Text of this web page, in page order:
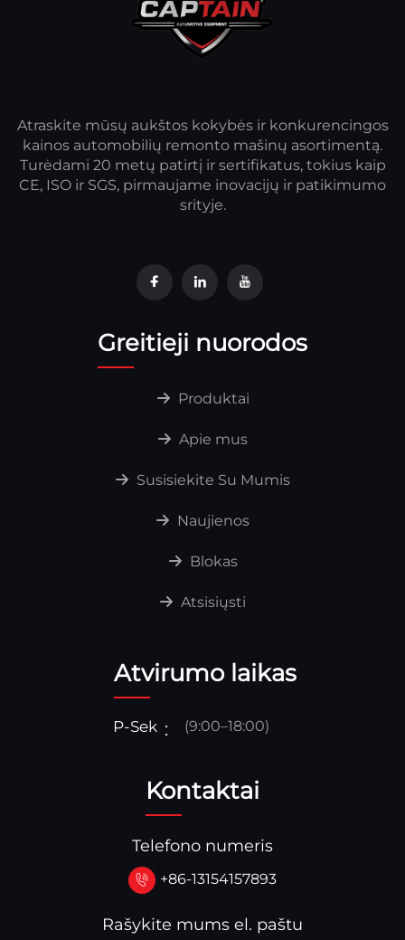
Atraskite mūsų aukštos kokybės ir konkurencingos
kainos automobilių remonto mašinų asortimentą.
Turėdami 20 metų patirtį ir sertifikatus, tokius kaip
CE, ISO ir SGS, pirmaujame inovacijų ir patikimumo
srityje.
Greitieji nuorodos
Produktai
Apie mus
Susisiekite Su Mumis
Naujienos
Blokas
Atsisiųsti
Atvirumo laikas
P-Sek (9:00–18:00)
Kontaktai
Telefono numeris
+86-13154157893
Rašykite mums el. paštu